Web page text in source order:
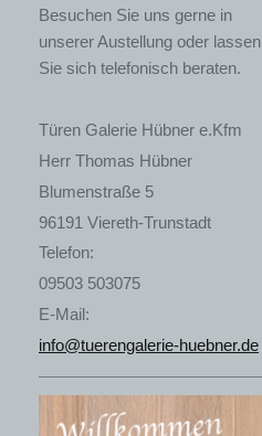
Besuchen Sie uns gerne in
unserer Austellung oder lassen
Sie sich telefonisch beraten.
Türen Galerie Hübner e.Kfm
Herr Thomas Hübner
Blumenstraße 5
96191 Viereth-Trunstadt
Telefon:
09503 503075
E-Mail:
info@tuerengalerie-huebner.de